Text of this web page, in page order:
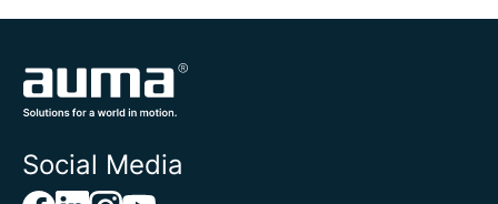
Social Media